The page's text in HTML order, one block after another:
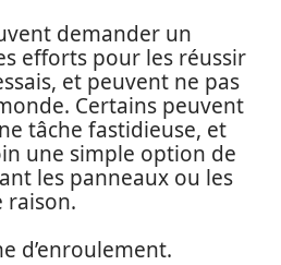
demander un
efforts pour les réussir
et peuvent ne pas
Certains peuvent
tâche fastidieuse, et
une simple option de
les panneaux ou les
raison.
d’enroulement.